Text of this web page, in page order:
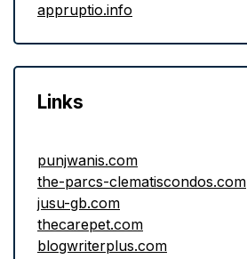
appruptio.info
Links
punjwanis.com
the-parcs-clematiscondos.com
jusu-gb.com
thecarepet.com
blogwriterplus.com